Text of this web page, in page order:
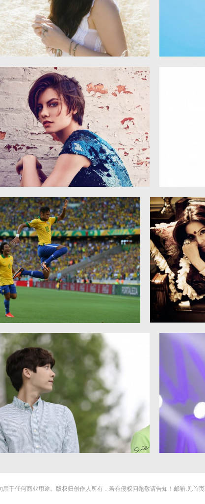
尔 时装模特 模特 女演员图片
·科汉 名人 女演员 模特图片
塞罗那 足球运动员 梅西 4K图片
于任何商业用途。版权归创作人所有，若有侵权问题敬请告知！邮箱:见首页